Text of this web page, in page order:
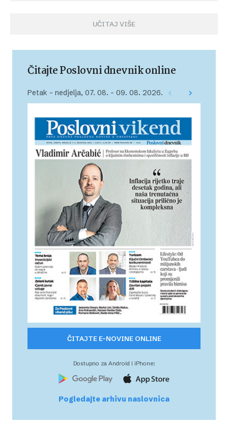
UČITAJ VIŠE
Čitajte Poslovni dnevnik online
Petak – nedjelja, 07. 08. – 09. 08. 2026.
ČITAJTE E-NOVINE ONLINE
Dostupno za Android i iPhone:
Pogledajte arhivu naslovnica